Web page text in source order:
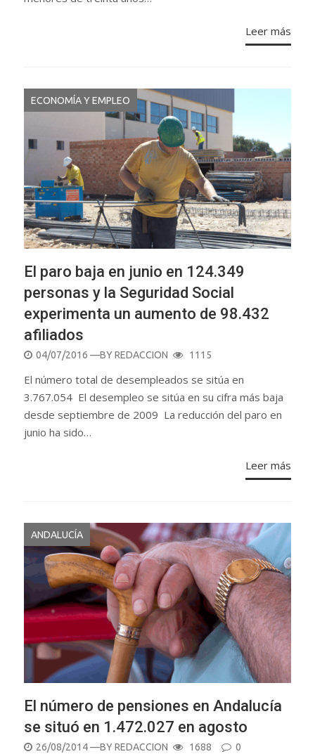
Leer más
ECONOMÍA Y EMPLEO
El paro baja en junio en 124.349
personas y la Seguridad Social
experimenta un aumento de 98.432
afiliados
POSTED
ON
04/07/2016 —BYREDACCION 1115
El número total de desempleados se sitúa en
3.767.054 El desempleo se sitúa en su cifra más baja
desde septiembre de 2009 La reducción del paro en
junio ha sido…
Leer más
ANDALUCÍA
El número de pensiones en Andalucía
se situó en 1.472.027 en agosto
POSTED
26/08/2014—BYREDACCION 1688 0